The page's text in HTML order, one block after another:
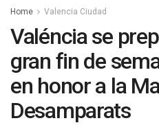
Home Valencia Ciudad
Valéncia se
gran fin de
en honor a la
Desamparats